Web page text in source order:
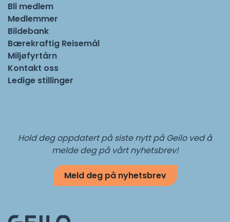
Bli medlem
Medlemmer
Bildebank
Bærekraftig Reisemål
Miljøfyrtårn
Kontakt oss
Ledige stillinger
Hold deg oppdatert på siste nytt på Geilo ved å
melde deg på vårt nyhetsbrev!
Meld deg på nyhetsbrev